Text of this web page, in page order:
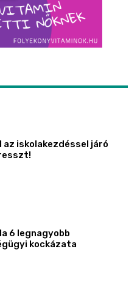
az iskolakezdéssel járó
6 legnagyobb
kockázata